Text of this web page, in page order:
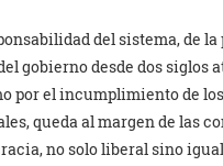
del sistema, de
gobierno desde dos siglos
por el incumplimiento de
queda al margen de las
no solo liberal sino